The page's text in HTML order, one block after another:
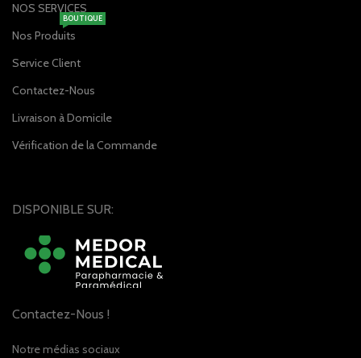
NOS SERVICES
Nos Produits
BOUTIQUE
Service Client
Contactez-Nous
Livraison à Domicile
Vérification de la Commande
DISPONIBLE SUR:
Contactez-Nous !
Notre médias sociaux